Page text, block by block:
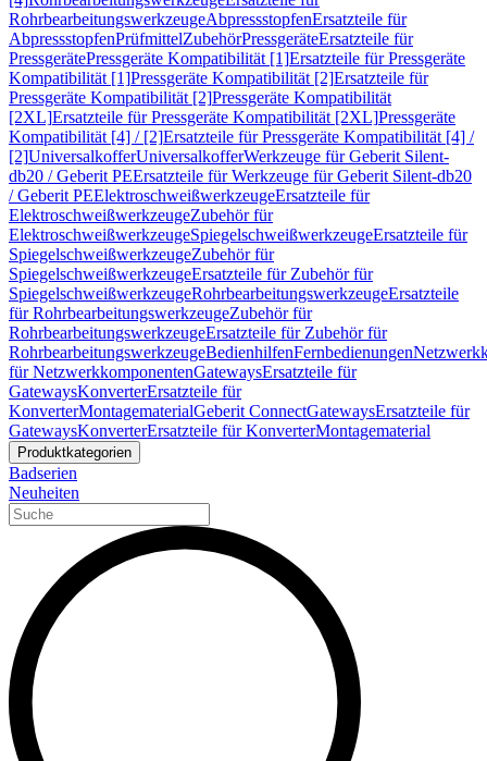
RohrbearbeitungswerkzeugeAbpressstopfenErsatzteile für
AbpressstopfenPrüfmittelZubehörPressgeräteErsatzteile für
PressgerätePressgeräte Kompatibilität [1]Ersatzteile für Pressgeräte
Kompatibilität [1]Pressgeräte Kompatibilität [2]Ersatzteile für
Pressgeräte Kompatibilität [2]Pressgeräte Kompatibilität
[2XL]Ersatzteile für Pressgeräte Kompatibilität [2XL]Pressgeräte
Kompatibilität [4] / [2]Ersatzteile für Pressgeräte Kompatibilität [4] /
[2]UniversalkofferUniversalkofferWerkzeuge für Geberit Silent-
db20 / Geberit PEErsatzteile für Werkzeuge für Geberit Silent-db20
/ Geberit PEElektroschweißwerkzeugeErsatzteile für
ElektroschweißwerkzeugeZubehör für
ElektroschweißwerkzeugeSpiegelschweißwerkzeugeErsatzteile für
SpiegelschweißwerkzeugeZubehör für
SpiegelschweißwerkzeugeErsatzteile für Zubehör für
SpiegelschweißwerkzeugeRohrbearbeitungswerkzeugeErsatzteile
für RohrbearbeitungswerkzeugeZubehör für
RohrbearbeitungswerkzeugeErsatzteile für Zubehör für
RohrbearbeitungswerkzeugeBedienhilfenFernbedienungen
für NetzwerkkomponentenGatewaysErsatzteile für
GatewaysKonverterErsatzteile für
KonverterMontagematerialGeberit ConnectGatewaysErsatzteile für
GatewaysKonverterErsatzteile für KonverterMontagematerial
Produktkategorien
Badserien
Neuheiten